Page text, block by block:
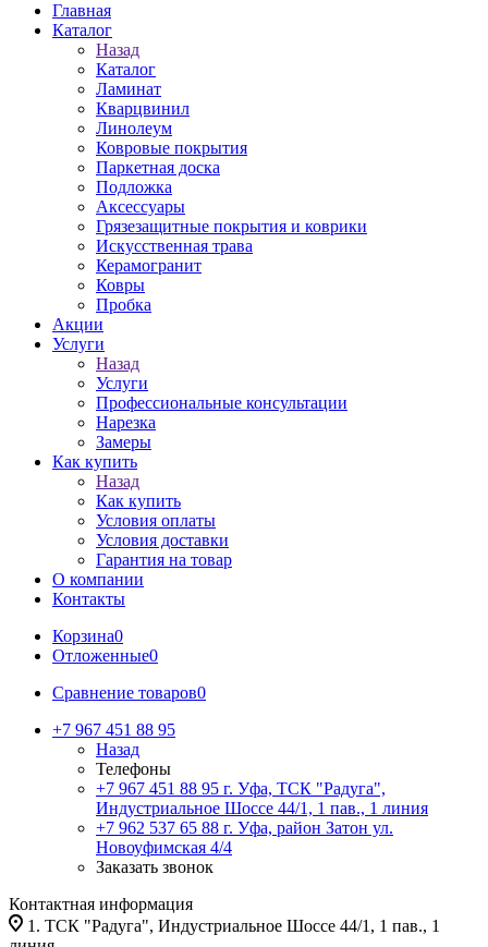
Главная
Каталог
Назад
Каталог
Ламинат
Кварцвинил
Линолеум
Ковровые покрытия
Паркетная доска
Подложка
Аксессуары
Грязезащитные покрытия и коврики
Искусственная трава
Керамогранит
Ковры
Пробка
Акции
Услуги
Назад
Услуги
Профессиональные консультации
Нарезка
Замеры
Как купить
Назад
Как купить
Условия оплаты
Условия доставки
Гарантия на товар
О компании
Контакты
Корзина0
Отложенные0
Сравнение товаров0
+7 967 451 88 95
Назад
Телефоны
+7 967 451 88 95 г. Уфа, ТСК "Радуга",
Индустриальное Шоссе 44/1, 1 пав., 1 линия
+7 962 537 65 88 г. Уфа, район Затон ул.
Новоуфимская 4/4
Заказать звонок
Контактная информация
1. ТСК "Радуга", Индустриальное Шоссе 44/1, 1 пав., 1